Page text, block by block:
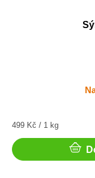
Měrná
499 Kč / 1 kg